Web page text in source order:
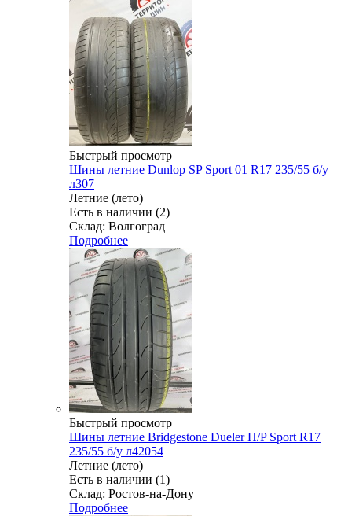
Быстрый просмотр
Шины летние Dunlop SP Sport 01 R17 235/55 б/у
л307
Летние (лето)
Есть в наличии (2)
Склад: Волгоград
Подробнее
Быстрый просмотр
Шины летние Bridgestone Dueler H/P Sport R17
235/55 б/у л42054
Летние (лето)
Есть в наличии (1)
Склад: Ростов-на-Дону
Подробнее